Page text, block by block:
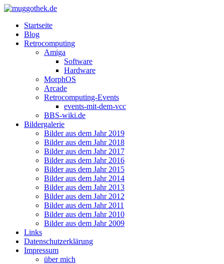
Startseite
Blog
Retrocomputing
Amiga
Software
Hardware
MorphOS
Arcade
Retrocomputing-Events
events-mit-dem-vcc
BBS-wiki.de
Bildergalerie
Bilder aus dem Jahr 2019
Bilder aus dem Jahr 2018
Bilder aus dem Jahr 2017
Bilder aus dem Jahr 2016
Bilder aus dem Jahr 2015
Bilder aus dem Jahr 2014
Bilder aus dem Jahr 2013
Bilder aus dem Jahr 2012
Bilder aus dem Jahr 2011
Bilder aus dem Jahr 2010
Bilder aus dem Jahr 2009
Links
Datenschutzerklärung
Impressum
über mich